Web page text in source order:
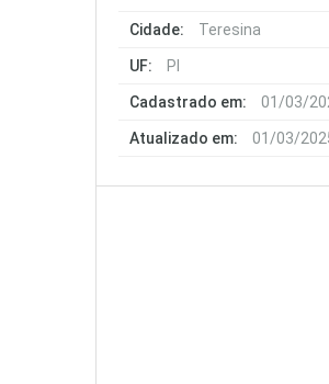
Cidade: Teresina
UF: PI
Cadastrado em: 01/03/
Atualizado em: 01/03/